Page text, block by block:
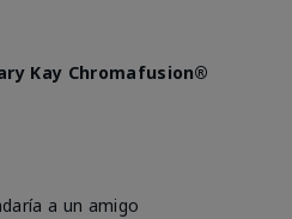
Kay Chromafusion®
a un amigo